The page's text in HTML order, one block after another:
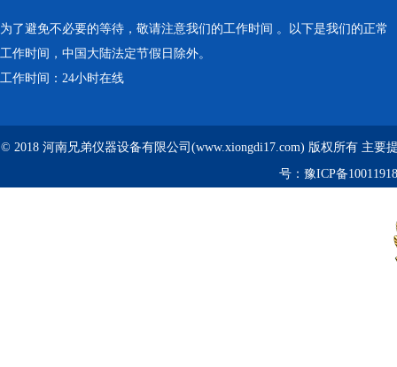
为了避免不必要的等待，敬请注意我们的工作时间 。以下是我们的正常
工作时间，中国大陆法定节假日除外。
工作时间：24小时在线
© 2018 河南兄弟仪器设备有限公司(www.xiongdi17.com) 版权所有 主要
号： 豫ICP备